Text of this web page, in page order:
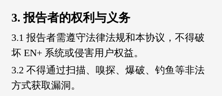
3. 报告者的权利与义务
3.1 报告者需遵守法律法规和本协议，不得破
坏 EN+ 系统或侵害用户权益。
3.2 不得通过扫描、嗅探、爆破、钓鱼等非法
方式获取漏洞。